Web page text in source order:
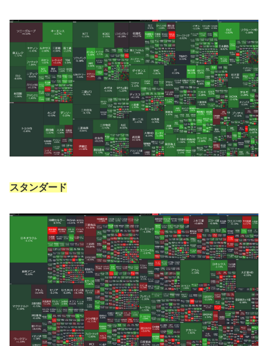
スタンダード